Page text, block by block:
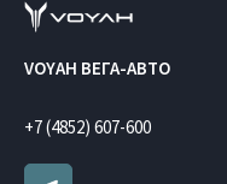
VOYAH ВЕГА-АВТО
+7 (4852) 607-600